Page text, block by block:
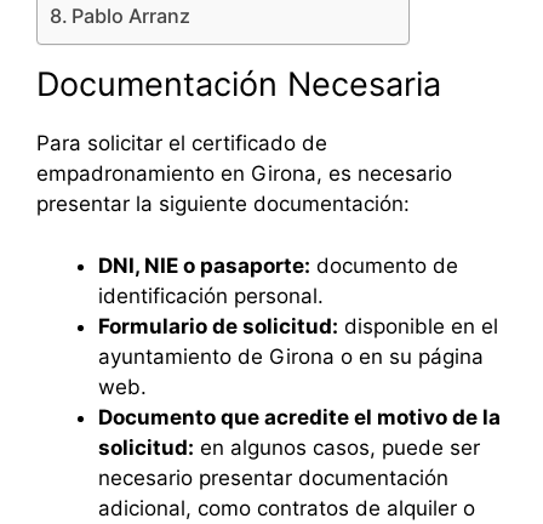
Pablo Arranz
Documentación Necesaria
Para solicitar el certificado de
empadronamiento en Girona, es necesario
presentar la siguiente documentación:
DNI, NIE o pasaporte: documento de
identificación personal.
Formulario de solicitud: disponible en el
ayuntamiento de Girona o en su página
web.
Documento que acredite el motivo de la
solicitud: en algunos casos, puede ser
necesario presentar documentación
adicional, como contratos de alquiler o